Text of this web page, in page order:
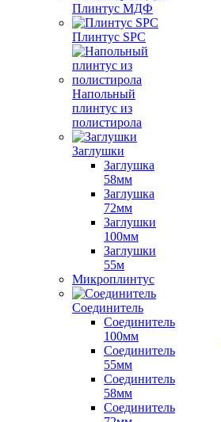
Плинтус МДФ
Плинтус SPC
Напольный
плинтус из
полистирола
Заглушки
Заглушка
58мм
Заглушка
72мм
Заглушки
100мм
Заглушки
55м
Микроплинтус
Соединитель
Соединитель
100мм
Соединитель
55мм
Соединитель
58мм
Соединитель